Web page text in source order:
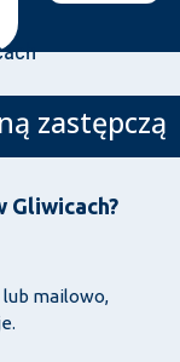
zastępczą
Gliwicach?
mailowo,